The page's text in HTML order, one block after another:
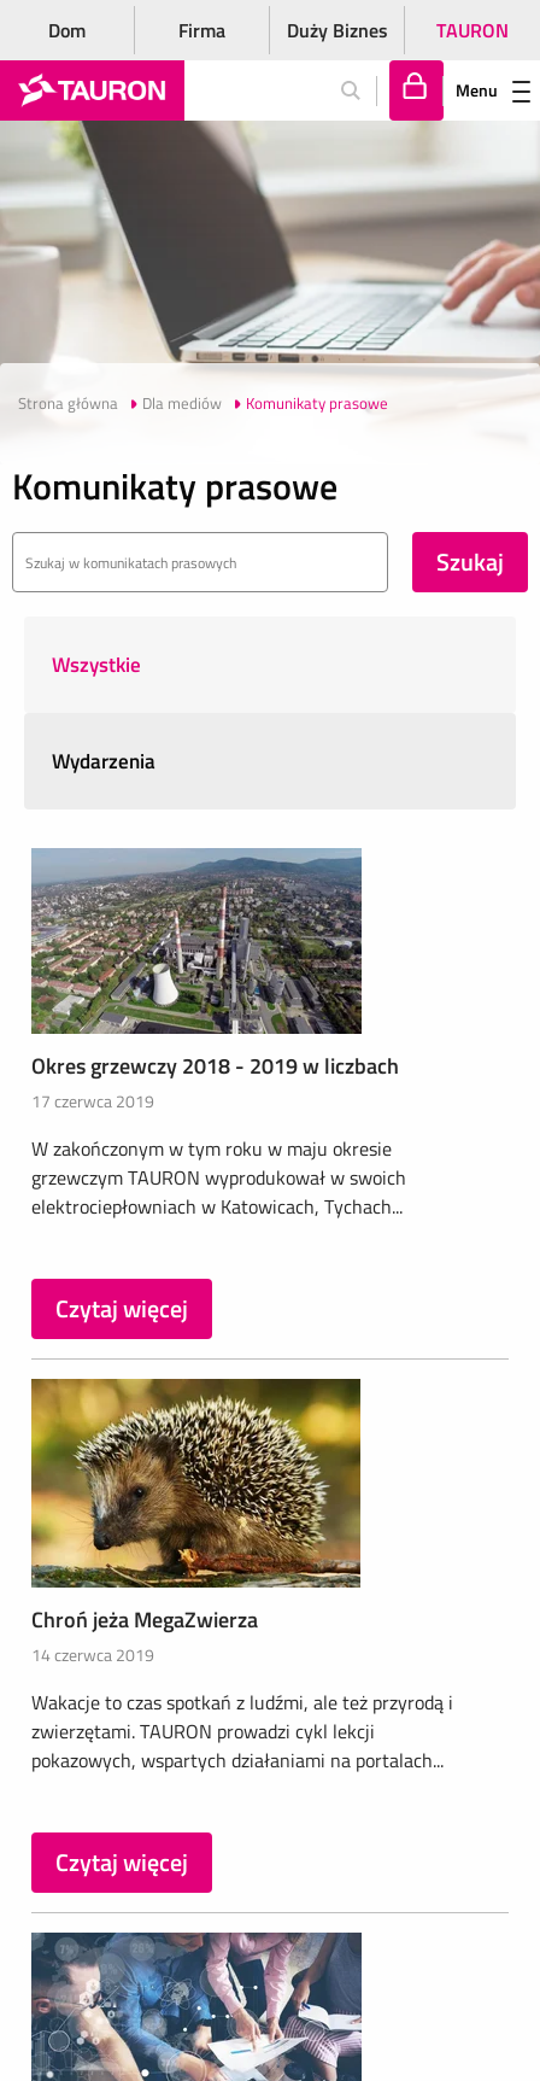
Dom Firma Duży Biznes TAURON
lo
gu
j
si
ę
Menu
Strona główna Dla mediów Komunikaty prasowe
Komunikaty prasowe
Wszystkie
Wydarzenia
Okres grzewczy 2018 - 2019 w liczbach
17 czerwca 2019
W zakończonym w tym roku w maju okresie
grzewczym TAURON wyprodukował w swoich
elektrociepłowniach w Katowicach, Tychach...
Czytaj więcej
Chroń jeża MegaZwierza
14 czerwca 2019
Wakacje to czas spotkań z ludźmi, ale też przyrodą i
zwierzętami. TAURON prowadzi cykl lekcji
pokazowych, wspartych działaniami na portalach...
Czytaj więcej